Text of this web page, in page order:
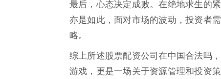
最后，心态决定成败。在绝地求生的
亦是如此，面对市场的波动，投资者
略。
综上所述股票配资公司在中国合法吗
游戏，更是一场关于资源管理和投资